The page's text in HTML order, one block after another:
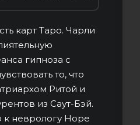
карт Таро. Чарли
гипноза с
то, что
Ритой и
из Саут-Бэй.
неврологу Норе